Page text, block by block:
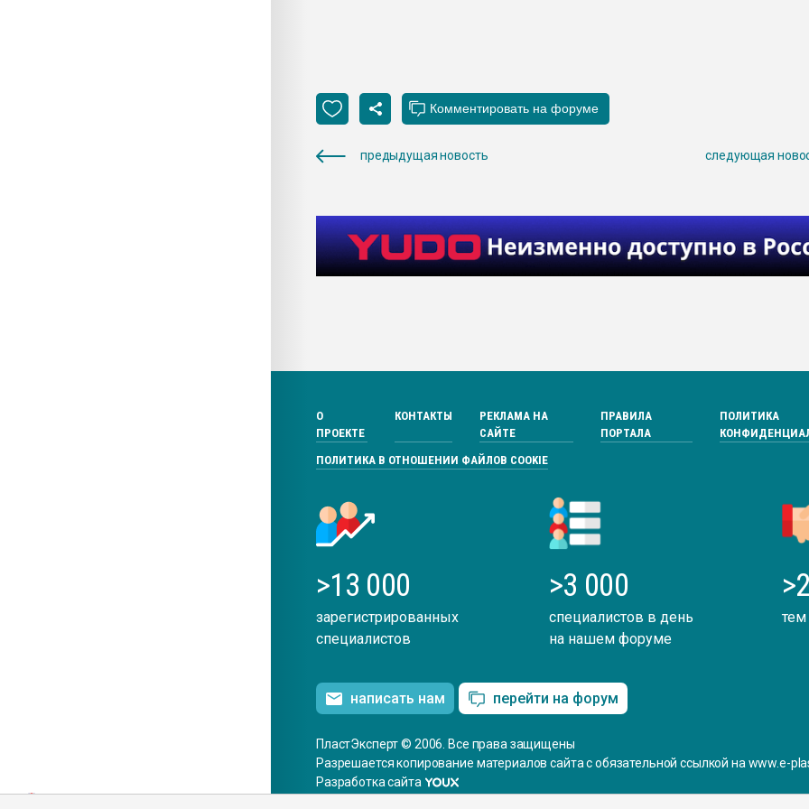
предыдущая новость следующая
О
ПРОЕКТЕ
КОНТАКТЫ
РЕКЛАМА НА
САЙТЕ
ПРАВИЛА
ПОРТАЛА
ПОЛИТИКА
ПОЛИТИКА В ОТНОШЕНИИ ФАЙЛОВ COOKIE
>13 000
зарегистрированных
специалистов
>3 000
специалистов в день
на нашем форуме
тем
написать нам перейти на форум
ПластЭксперт © 2006. Все права защищены
Разрешается копирование материалов сайта с обязательной ссылкой на www.e-
Разработка сайта